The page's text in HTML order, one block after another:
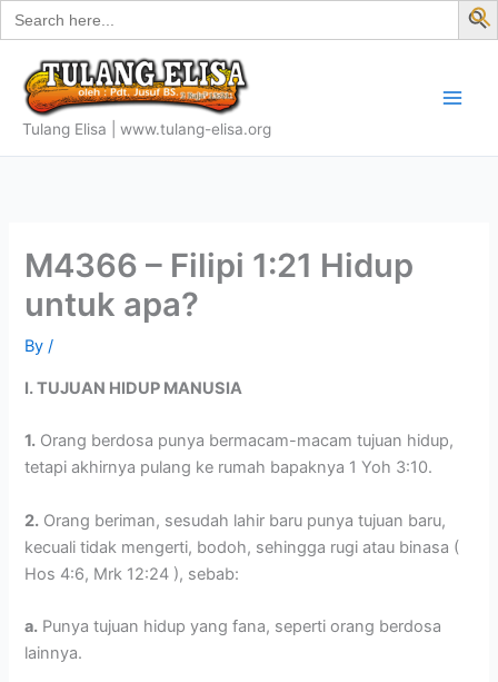
Search
for:
Skip
to
content
Tulang Elisa | www.tulang-elisa.org
M4366 – Filipi 1:21 Hidup
untuk apa?
By/
I. TUJUAN HIDUP MANUSIA
1. Orang berdosa punya bermacam-macam tujuan hidup,
tetapi akhirnya pulang ke rumah bapaknya 1 Yoh 3:10.
2. Orang beriman, sesudah lahir baru punya tujuan baru,
kecuali tidak mengerti, bodoh, sehingga rugi atau binasa (
Hos 4:6, Mrk 12:24 ), sebab:
a. Punya tujuan hidup yang fana, seperti orang berdosa
lainnya.